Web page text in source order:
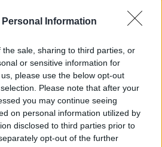
Information
sale, sharing to third parties, or
or sensitive information for
please use the below opt-out
Please note that after your
you may continue seeing
on personal information utilized by
disclosed to third parties prior to
opt-out of the further
από την
σχετική ειδοποίηση,
Το περιστατικό
στοστούντιο της πολύ
του στο Λονδίνο